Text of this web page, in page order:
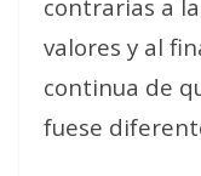
contrarias a
valores y al
continua de
fuese